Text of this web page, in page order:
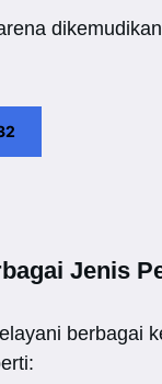
Jenis
berbagai